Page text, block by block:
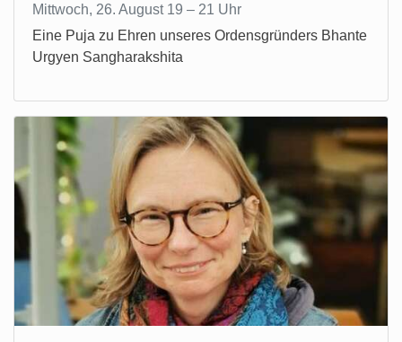
Mittwoch, 26. August 19 – 21 Uhr
Eine Puja zu Ehren unseres Ordensgründers Bhante
Urgyen Sangharakshita